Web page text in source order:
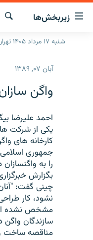
لینک‌های
قابلیت
دسترسی
زیربخش‌ها
صفحه اصلی
انتخاب کنید و بشنوید
برنامه‌های رادیویی
فرکانس‌ها
چندرسانه‌ای
گزارش‌های تصویری
گزارش‌های ویدئویی
جستجو
شنبه ۱۷ مرداد ۱۴۰۵ تهران ۱۹:۲۸
آبان ۰۷, ۱۳۸۹
واگن
احمد علیرضا
کارخانه های
جمهوری
را به
بگزارش
چينی گفت:
نشود، كار
مشخص نشده
سازندگان واگن
مناقصه ساخت